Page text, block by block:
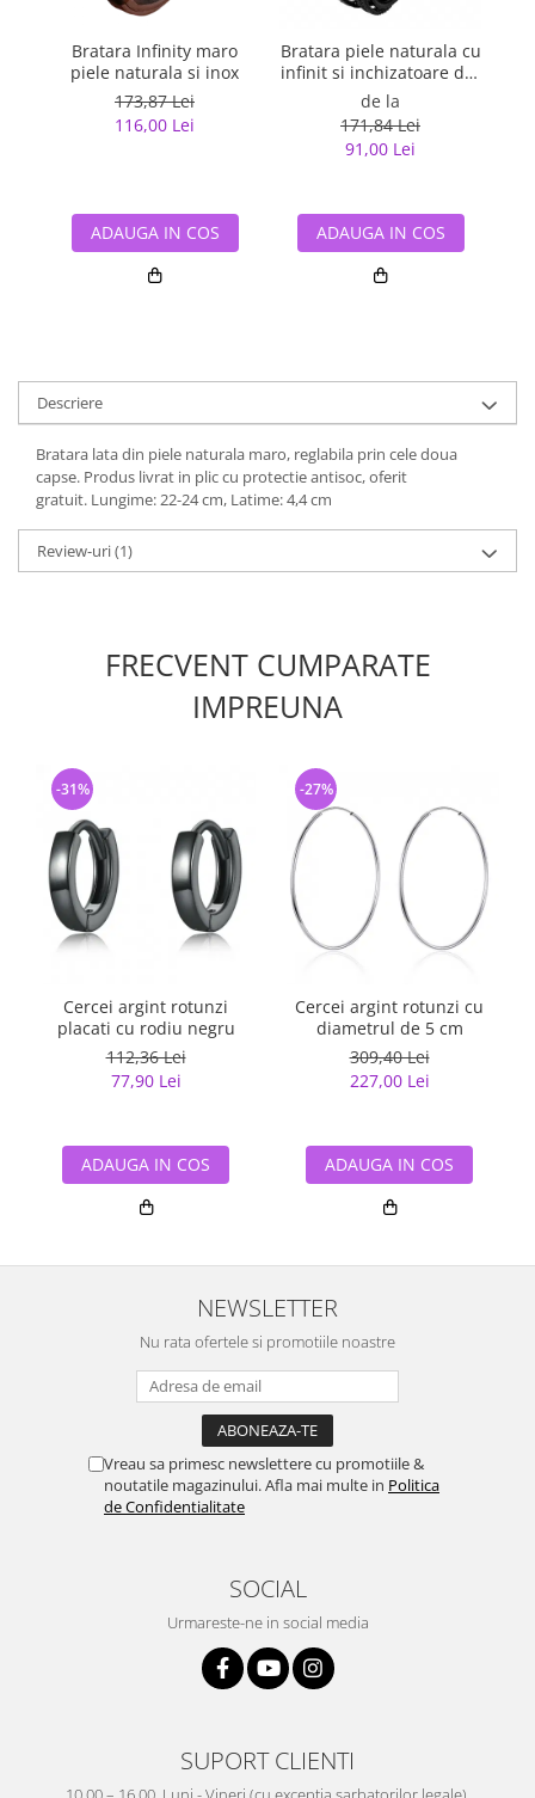
Bratara Infinity maro
piele naturala si inox
173,87 Lei
116,00 Lei
ADAUGA IN COS
Bratara piele naturala cu
infinit si inchizatoare din
inox
de la
171,84 Lei
91,00 Lei
ADAUGA IN COS
Descriere
Bratara lata din piele naturala maro, reglabila prin cele doua
capse. Produs livrat in plic cu protectie antisoc, oferit
gratuit. Lungime: 22-24 cm, Latime: 4,4 cm
Review-uri(1)
FRECVENT CUMPARATE
IMPREUNA
Cercei argint rotunzi
placati cu rodiu negru
112,36 Lei
77,90 Lei
-31%
ADAUGA IN COS
Cercei argint rotunzi cu
diametrul de 5 cm
309,40 Lei
227,00 Lei
-27%
ADAUGA IN COS
NEWSLETTER
Nu rata ofertele si promotiile noastre
Vreau sa primesc newslettere cu promotiile &
noutatile magazinului. Afla mai multe in Politica
de Confidentialitate
SOCIAL
Urmareste-ne in social media
SUPORT CLIENTI